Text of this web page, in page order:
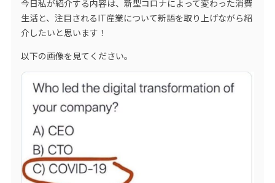
今日私が紹介する内容は、新型コロナによって変わった消費
生活と、注目されるIT産業について新語を取り上げながら紹
介したいと思います！
以下の画像を見てください。